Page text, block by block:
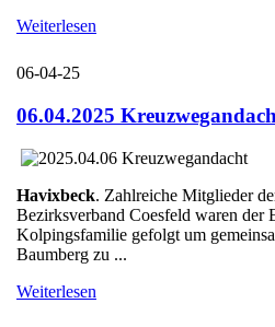
Weiterlesen
06-04-25
06.04.2025
Havixbeck. Zahlreiche Mitglieder
Bezirksverband Coesfeld waren der
Kolpingsfamilie gefolgt um
Baumberg zu ...
Weiterlesen